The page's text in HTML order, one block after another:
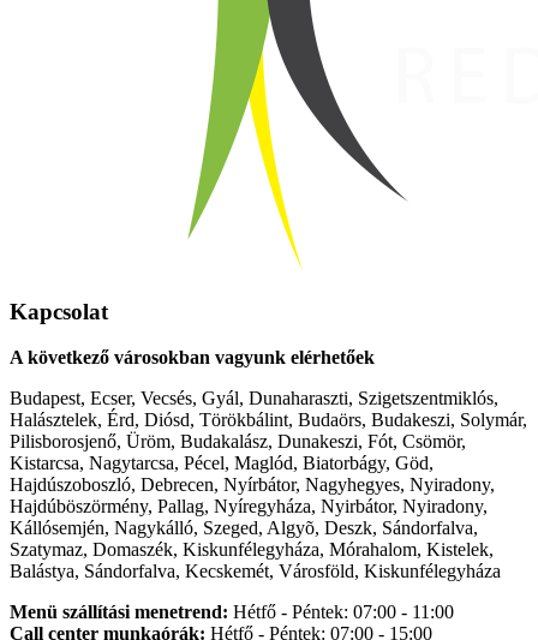
Kapcsolat
A következő városokban vagyunk elérhetőek
Budapest, Ecser, Vecsés, Gyál, Dunaharaszti, Szigetszentmiklós,
Halásztelek, Érd, Diósd, Törökbálint, Budaörs, Budakeszi, Solymár,
Pilisborosjenő, Üröm, Budakalász, Dunakeszi, Fót, Csömör,
Kistarcsa, Nagytarcsa, Pécel, Maglód, Biatorbágy, Göd,
Hajdúszoboszló, Debrecen, Nyírbátor, Nagyhegyes, Nyiradony,
Hajdúböszörmény, Pallag, Nyíregyháza, Nyirbátor, Nyiradony,
Kállósemjén, Nagykálló, Szeged, Algyõ, Deszk, Sándorfalva,
Szatymaz, Domaszék, Kiskunfélegyháza, Mórahalom, Kistelek,
Balástya, Sándorfalva, Kecskemét, Városföld, Kiskunfélegyháza
Menü szállítási menetrend: Hétfő - Péntek: 07:00 - 11:00
Call center munkaórák: Hétfő - Péntek: 07:00 - 15:00